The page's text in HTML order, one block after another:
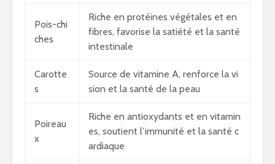
Pois-chi
ches
Riche en protéines végétales et en
fibres, favorise la satiété et la santé
intestinale
Carotte
s
Source de vitamine A, renforce la vi
sion et la santé de la peau
Poireau
x
Riche en antioxydants et en vitamin
es, soutient l’immunité et la santé c
ardiaque